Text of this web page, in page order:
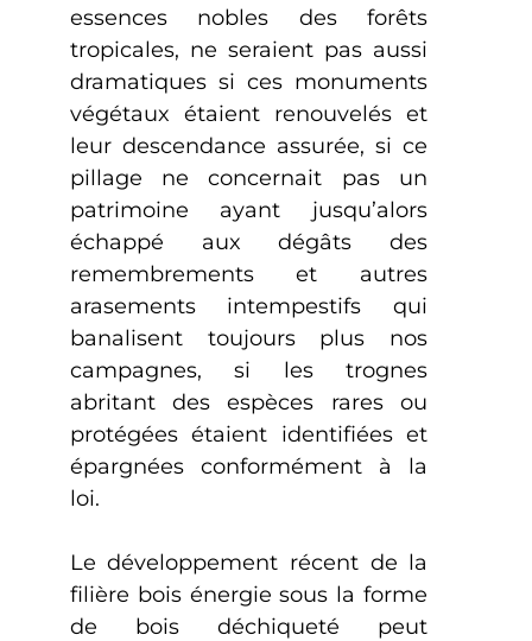
essences nobles des forêts
tropicales, ne seraient pas aussi
dramatiques si ces monuments
végétaux étaient renouvelés et
leur descendance assurée, si ce
pillage ne concernait pas un
patrimoine ayant jusqu’alors
échappé aux dégâts des
remembrements et autres
arasements intempestifs qui
banalisent toujours plus nos
campagnes, si les trognes
abritant des espèces rares ou
protégées étaient identifiées et
épargnées conformément à la
loi.
Le développement récent de la
filière bois énergie sous la forme
de bois déchiqueté peut